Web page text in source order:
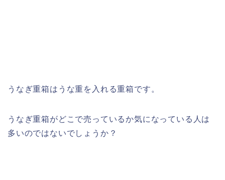
うなぎ重箱はうな重を入れる重箱です。
うなぎ重箱がどこで売っているか気になっている人は
多いのではないでしょうか？